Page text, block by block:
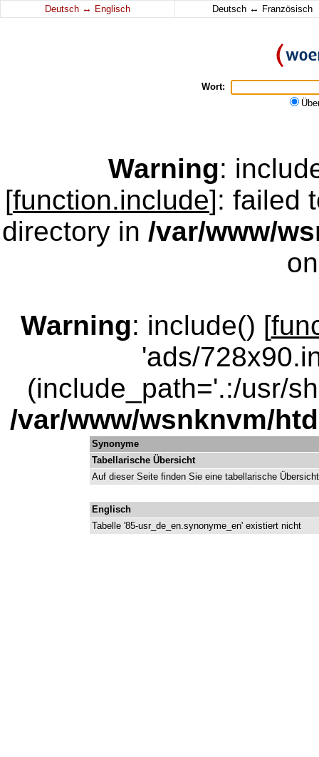
Deutsch ↔ Englisch Deutsch ↔ Französisch
Wort:
Warning:
[function.include]: failed
directory in /var/www/
Warning: include() [
'ads/
(include_path='.:/usr/
/var/www/wsnknvm/
Synonyme
Tabellarische Übersicht
Auf dieser Seite finden Sie eine tabellarische
Englisch
Tabelle '85-usr_de_en.synonyme_en' existiert nicht